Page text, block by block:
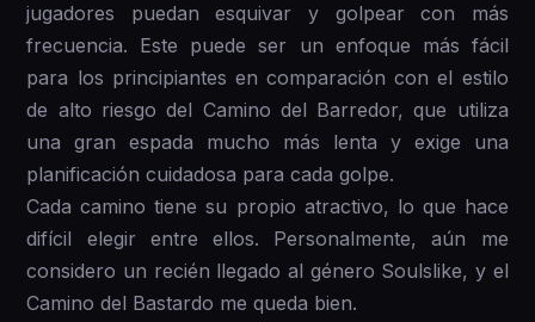
jugadores puedan esquivar y golpear con más
frecuencia. Este puede ser un enfoque más fácil
para los principiantes en comparación con el estilo
de alto riesgo del Camino del Barredor, que utiliza
una gran espada mucho más lenta y exige una
planificación cuidadosa para cada golpe.
Cada camino tiene su propio atractivo, lo que hace
difícil elegir entre ellos. Personalmente, aún me
considero un recién llegado al género Soulslike, y el
Camino del Bastardo me queda bien.